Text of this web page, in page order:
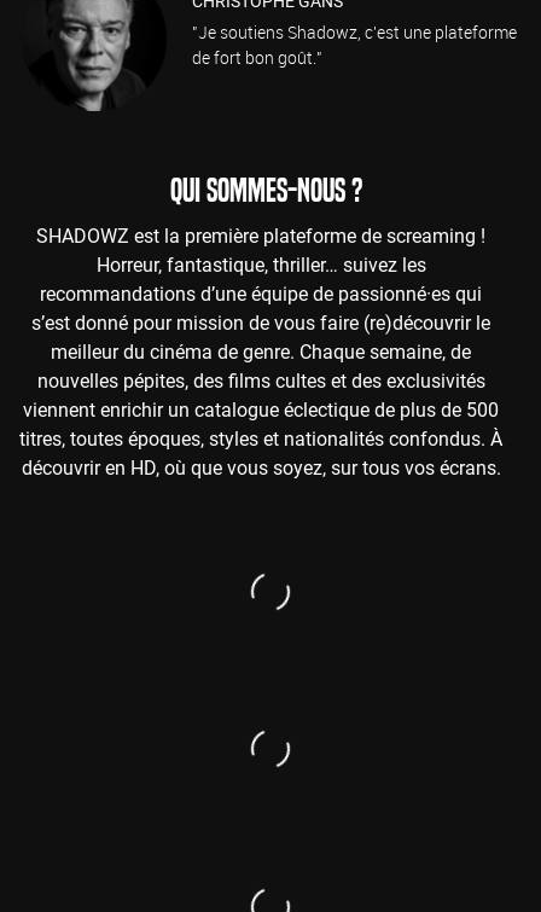
"Je soutiens Shadowz, c'est une plateforme
de fort bon goût."
QUI SOMMES-NOUS ?
SHADOWZ est la première plateforme de screaming !
Horreur, fantastique, thriller… suivez les
recommandations d’une équipe de passionné·es qui
s’est donné pour mission de vous faire (re)découvrir le
meilleur du cinéma de genre. Chaque semaine, de
nouvelles pépites, des films cultes et des exclusivités
viennent enrichir un catalogue éclectique de plus de 500
titres, toutes époques, styles et nationalités confondus. À
découvrir en HD, où que vous soyez, sur tous vos écrans.